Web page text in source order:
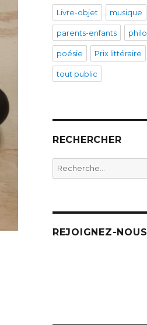
Livre-objet musique
parents-enfants philo
poésie Prix littéraire
tout public
RECHERCHER
Recherche
pour
REJOIGNEZ-NOUS